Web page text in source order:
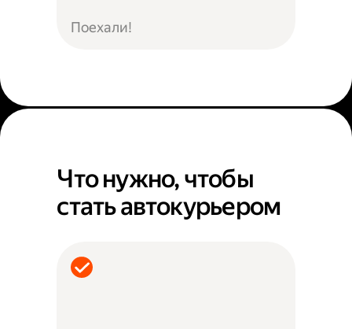
Поехали!
Что нужно, чтобы
стать автокурьером